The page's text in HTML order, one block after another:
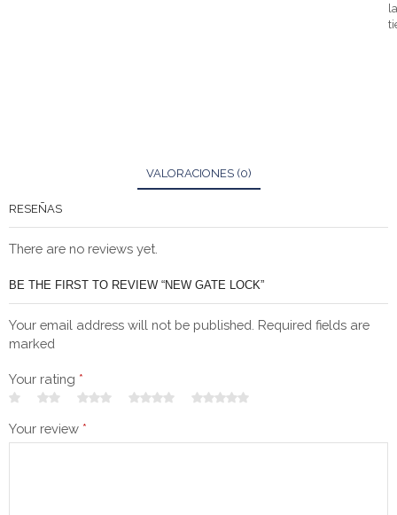
la
VALORACIONES (0)
RESEÑAS
There are no reviews yet.
BE THE FIRST TO REVIEW “NEW GATE LOCK”
Your email address will not be published. Required fields are
marked
Your rating *
Your review *